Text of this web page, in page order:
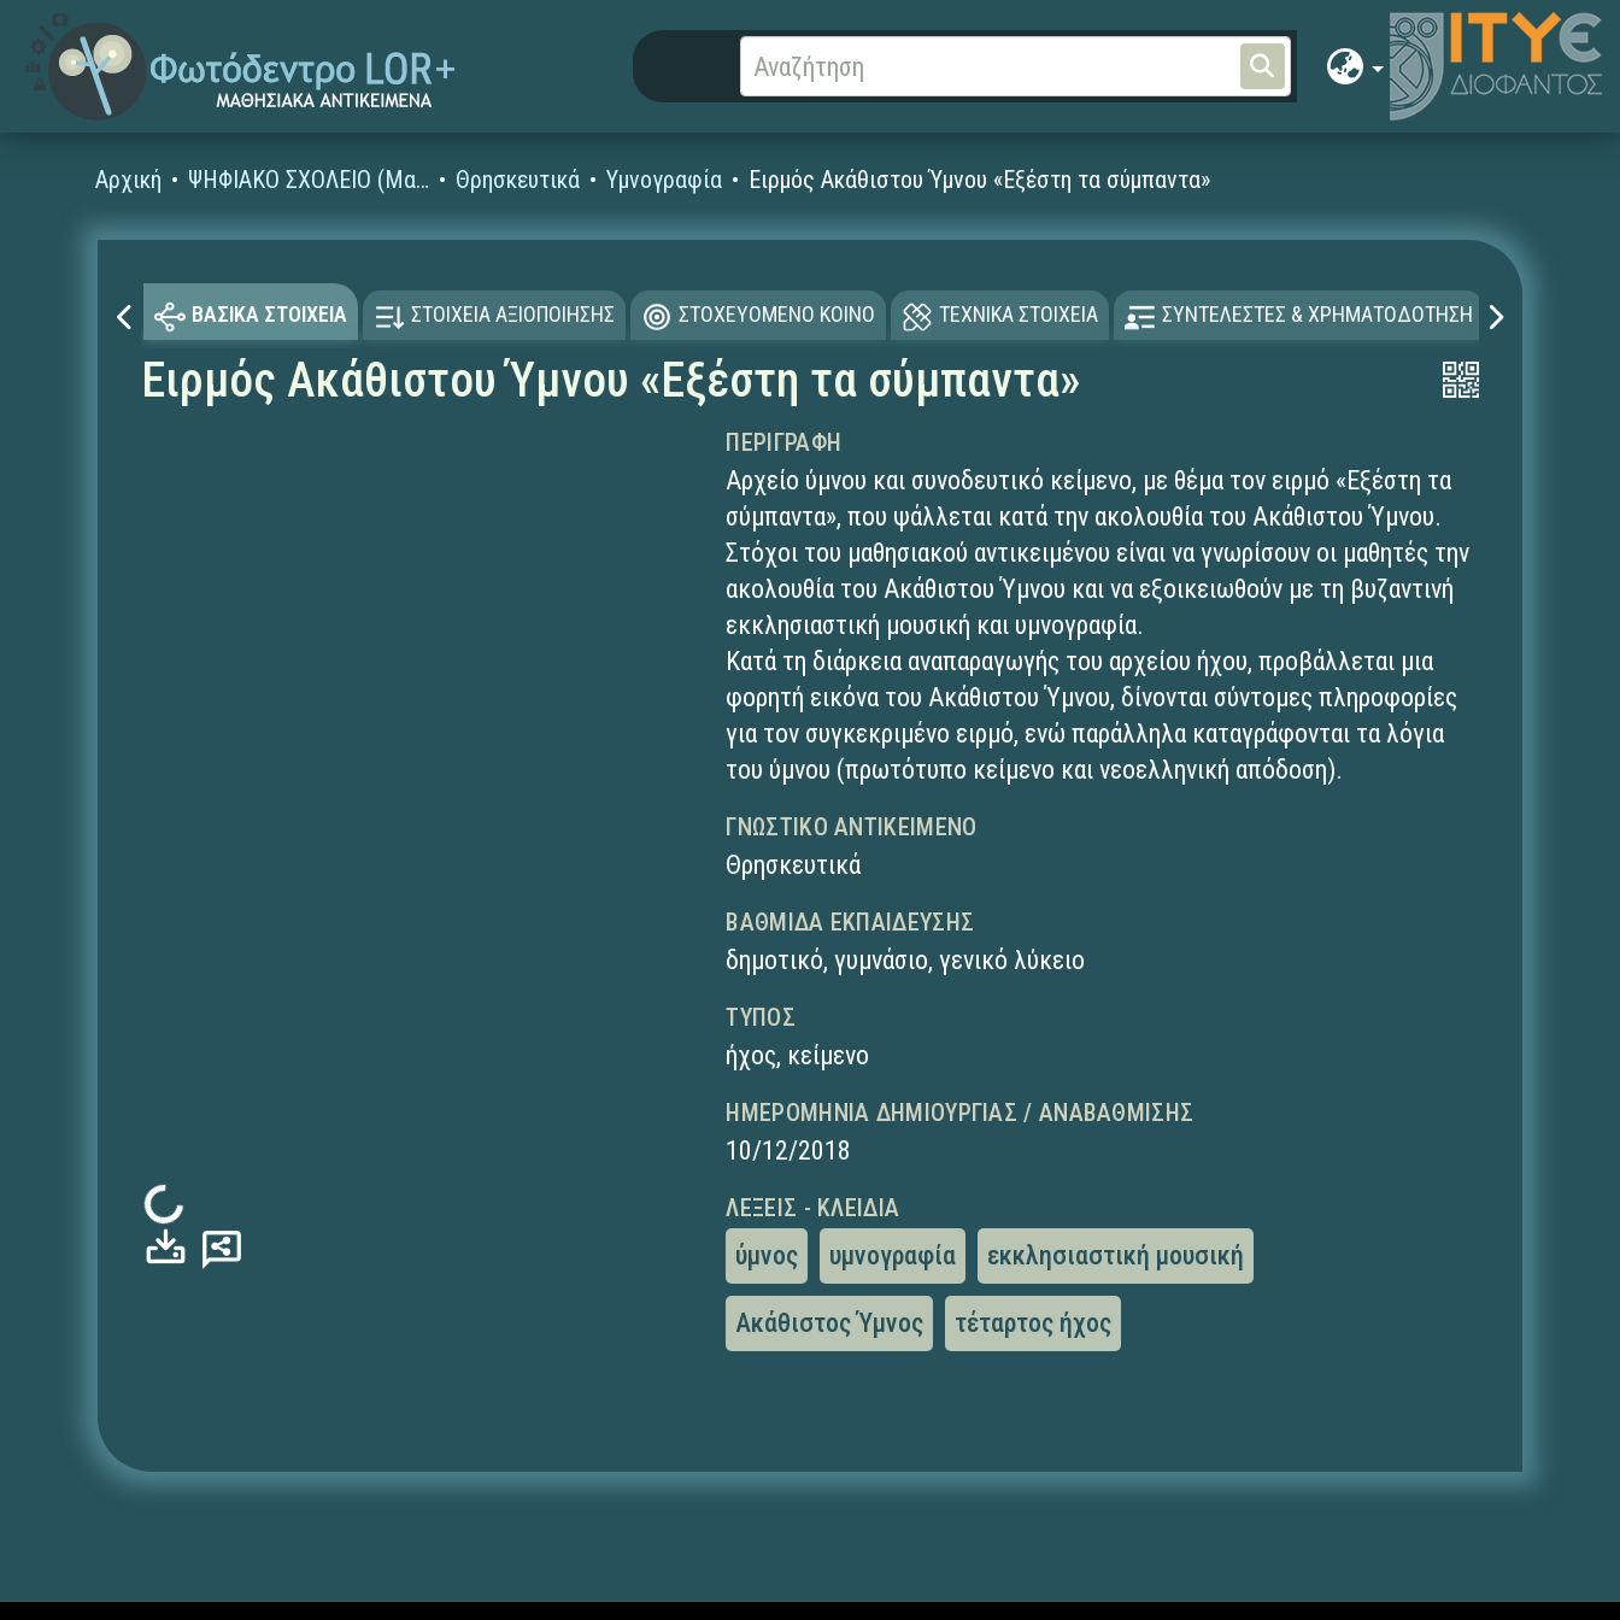
Αρχική ΨΗΦΙΑΚΟ ΣΧΟΛΕΙΟ (Μαθησιακά Αντικείμενα) Θρησκευτικά Υμνογραφία Ειρμός Ακάθιστου Ύμνου «Εξέστη τα σύμπαντα»
ΒΑΣΙΚΑ ΣΤΟΙΧΕΙΑ ΣΤΟΙΧΕΙΑ ΑΞΙΟΠΟΙΗΣΗΣ ΣΤΟΧΕΥΟΜΕΝΟ ΚΟΙΝΟ ΤΕΧΝΙΚΑ ΣΤΟΙΧΕΙΑ ΣΥΝΤΕΛΕΣΤΕΣ & ΧΡΗΜΑΤΟΔΟΤΗΣΗ
Ειρμός Ακάθιστου Ύμνου «Εξέστη τα σύμπαντα»
Φόρτωση...
ΠΕΡΙΓΡΑΦΉ
Αρχείο ύμνου και συνοδευτικό κείμενο, με θέμα τον ειρμό «Εξέστη τα
σύμπαντα», που ψάλλεται κατά την ακολουθία του Ακάθιστου Ύμνου.
Στόχοι του μαθησιακού αντικειμένου είναι να γνωρίσουν οι μαθητές την
ακολουθία του Ακάθιστου Ύμνου και να εξοικειωθούν με τη βυζαντινή
εκκλησιαστική μουσική και υμνογραφία.
Κατά τη διάρκεια αναπαραγωγής του αρχείου ήχου, προβάλλεται μια
φορητή εικόνα του Ακάθιστου Ύμνου, δίνονται σύντομες πληροφορίες
για τον συγκεκριμένο ειρμό, ενώ παράλληλα καταγράφονται τα λόγια
του ύμνου (πρωτότυπο κείμενο και νεοελληνική απόδοση).
ΓΝΩΣΤΙΚΌ ΑΝΤΙΚΕΊΜΕΝΟ
Θρησκευτικά
ΒΑΘΜΊΔΑ ΕΚΠΑΊΔΕΥΣΗΣ
δημοτικό,γυμνάσιο,γενικό λύκειο
ΤΎΠΟΣ
ήχος, κείμενο
ΗΜΕΡΟΜΗΝΊΑ ΔΗΜΙΟΥΡΓΊΑΣ / ΑΝΑΒΆΘΜΙΣΗΣ
10/12/2018
ΛΈΞΕΙΣ - ΚΛΕΙΔΙΆ
ύμνος υμνογραφία εκκλησιαστική μουσική
Ακάθιστος Ύμνος τέταρτος ήχος